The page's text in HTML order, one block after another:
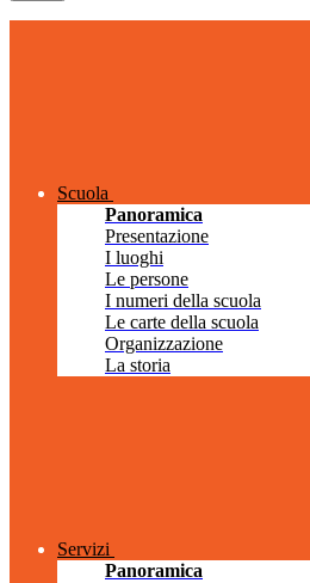
Scuola
Panoramica
Presentazione
I luoghi
Le persone
I numeri della scuola
Le carte della scuola
Organizzazione
La storia
Servizi
Panoramica